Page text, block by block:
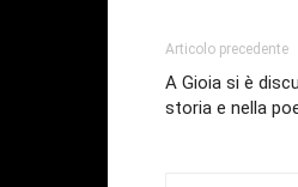
Articolo precedente
A Gioia si è
storia e nella